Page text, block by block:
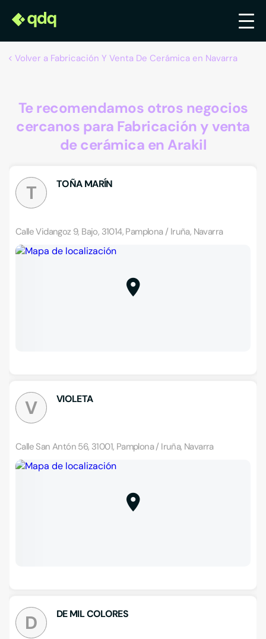
Volver a Fabricación Y Venta De Cerámica en Navarra
Te recomendamos otros negocios
cercanos para Fabricación y venta
de cerámica en Arakil
T TOÑA MARÍN
Calle Vidangoz 9, Bajo, 31014, Pamplona / Iruña, Navarra
V VIOLETA
Calle San Antón 56, 31001, Pamplona / Iruña, Navarra
D DE MIL COLORES